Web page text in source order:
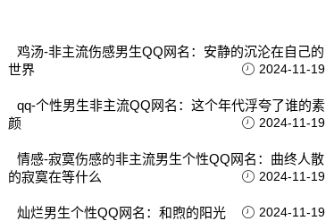
鸡汤-非主流伤感男生QQ网名：安静的沉沦在自己的
世界
2024-11-19
qq-个性男生非主流QQ网名：这个年代浮夸了谁的素
颜
2024-11-19
情感-寂寞伤感的非主流男生个性QQ网名：曲终人散
的寂寞在等什么
2024-11-19
灿烂男生个性QQ网名：和煦的阳光 2024-11-19